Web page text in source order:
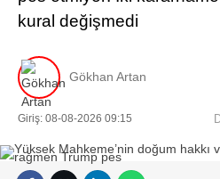
kural değişmedi
Gökhan Artan
Giriş: 08-08-2026 09:15